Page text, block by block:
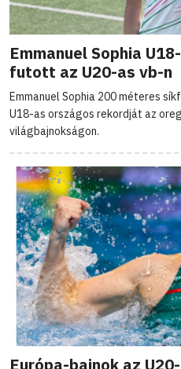
Emmanuel Sophia
futott az U20-as vb-n
Emmanuel Sophia 200 méteres
U18-as országos rekordját az
világbajnokságon.